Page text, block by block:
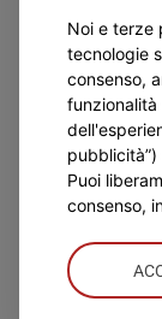
Previous
Noi e terze
tecnologie
consenso,
funzionalità
Puoi
consenso,